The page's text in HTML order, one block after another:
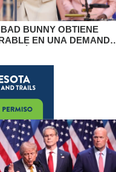
BUNNY OBTIENE
EN UNA DEMANDA